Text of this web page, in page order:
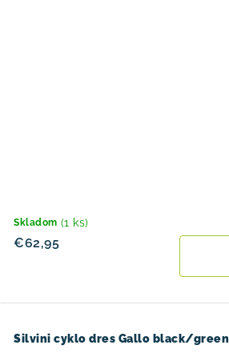
Skladom (1 ks)
€62,95
Silvini cyklo dres Gallo black/green